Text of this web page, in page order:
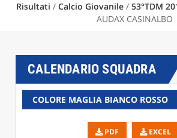
Risultati / Calcio Giovanile / 53°TDM
AUDAX CASINALBO
CALENDARIO SQUADRA
COLORE MAGLIA BIANCO ROSSO
PDF EXCEL